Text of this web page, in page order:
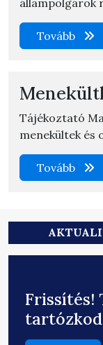
állampolgárok
Tovább
Tájékoztató
menekültek és
Tovább
Frissítés!